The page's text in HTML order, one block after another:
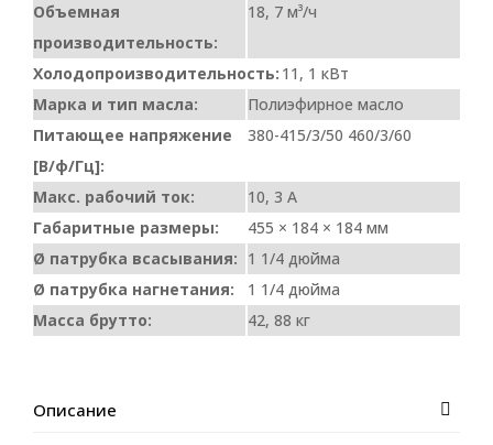
Объемная
производительность:
18, 7 м³/ч
Холодопроизводительность: 11, 1 кВт
Марка и тип масла:
Полиэфирное масло
Питающее напряжение
[В/ф/Гц]:
380-415/3/50 460/3/60
Макс. рабочий ток:
10, 3 A
Габаритные размеры:
455 × 184 × 184 мм
Ø патрубка всасывания: 1 1/4 дюйма
Ø патрубка нагнетания:
1 1/4 дюйма
Масса брутто:
42, 88 кг
Описание